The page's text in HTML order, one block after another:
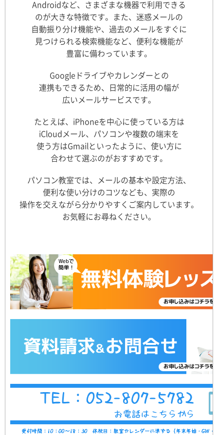
Androidなど、さまざまな機器で利用できる
のが大きな特徴です。また、迷惑メールの
自動振り分け機能や、過去のメールをすぐに
見つけられる検索機能など、便利な機能が
豊富に備わっています。
Googleドライブやカレンダーとの
連携もできるため、日常的に活用の幅が
広いメールサービスです。
たとえば、iPhoneを中心に使っている方は
iCloudメール、パソコンや複数の端末を
使う方はGmailといったように、使い方に
合わせて選ぶのがおすすめです。
パソコン教室では、メールの基本や設定方法、
便利な使い分けのコツなども、実際の
操作を交えながら分かりやすくご案内しています。
お気軽にお尋ねください。